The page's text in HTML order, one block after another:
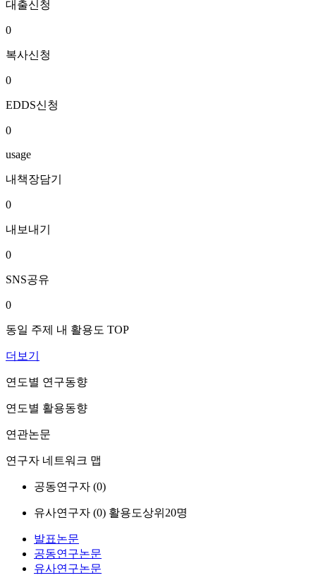
대출신청
0
복사신청
0
EDDS신청
0
usage
내책장담기
0
내보내기
0
SNS공유
0
동일 주제 내 활용도 TOP
더보기
연도별 연구동향
연도별 활용동향
연관논문
연구자 네트워크 맵
공동연구자 (0)
유사연구자 (0) 활용도상위20명
발표논문
공동연구논문
유사연구논문